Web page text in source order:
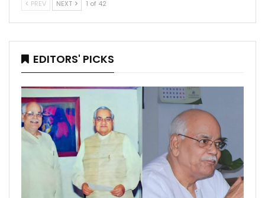
PREV NEXT 1 of 42
EDITORS' PICKS